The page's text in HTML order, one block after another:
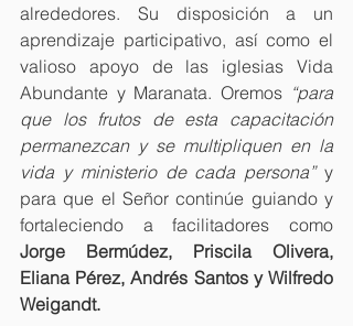
alrededores. Su disposición a un
aprendizaje participativo, así como el
valioso apoyo de las iglesias Vida
Abundante y Maranata. Oremos “para
que los frutos de esta capacitación
permanezcan y se multipliquen en la
vida y ministerio de cada persona” y
para que el Señor continúe guiando y
Jorge Bermúdez, Priscila Olivera,
Eliana Pérez, Andrés Santos y Wilfredo
Weigandt.